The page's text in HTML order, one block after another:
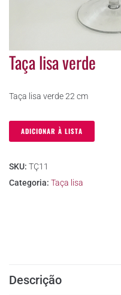
Taça lisa verde
Taça lisa verde 22 cm
ADICIONAR À LISTA
SKU: TÇ11
Categoria: Taça lisa
Descrição